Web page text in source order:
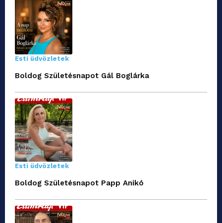
Esti üdvözletek
Boldog Születésnapot Gál Boglárka
Esti üdvözletek
Boldog Születésnapot Papp Anikó